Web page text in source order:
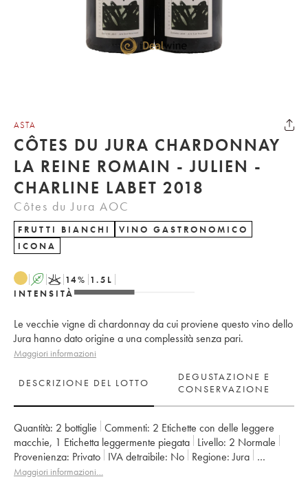
ASTA
CÔTES DU JURA CHARDONNAY
LA REINE ROMAIN - JULIEN -
CHARLINE LABET 2018
Côtes du Jura AOC
FRUTTI BIANCHI
VINO GASTRONOMICO
ICONA
A K 14% 1.5 L
INTENSITÀ
Le vecchie vigne di chardonnay da cui proviene questo vino dello
Jura hanno dato origine a una complessità senza pari.
Maggiori informazioni
DESCRIZIONE DEL LOTTO
DEGUSTAZIONE E
CONSERVAZIONE
Quantità: 2 bottiglie Commenti: 2 Etichette con delle leggere
macchie, 1 Etichetta leggermente piegata Livello: 2 Normale
Provenienza:
privato IVA detraibile: no Regione: Jura
Denominazione:
Côtes du Jura
Maggiori informazioni…